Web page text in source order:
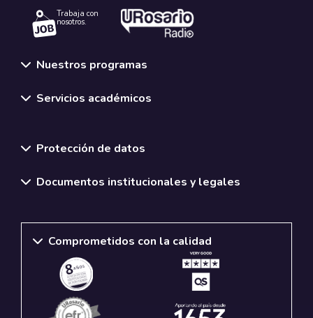
Trabaja con
nosotros.
Nuestros programas
Servicios académicos
Protección de datos
Documentos institucionales y legales
Comprometidos con la calidad